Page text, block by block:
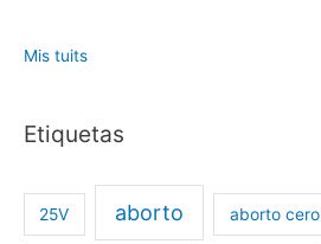
o
k
r
Mis tuits
Etiquetas
25V aborto aborto cero